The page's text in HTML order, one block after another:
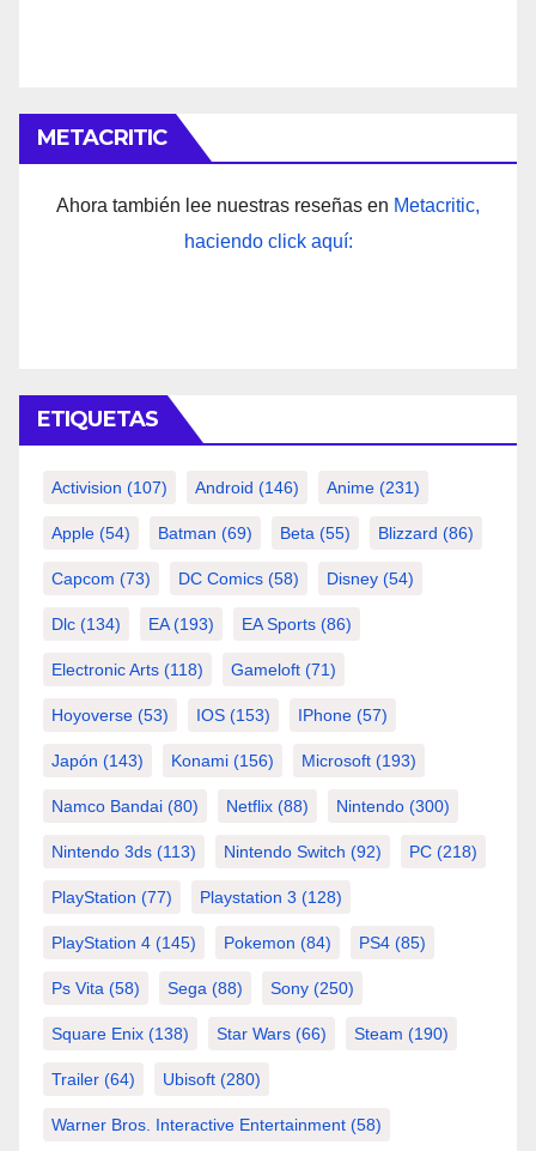
METACRITIC
Ahora también lee nuestras reseñas en Metacritic,
haciendo click aquí:
ETIQUETAS
Activision (107) Android (146) Anime (231)
Apple (54) Batman (69) Beta (55) Blizzard (86)
Capcom (73) DC Comics (58) Disney (54)
Dlc (134) EA(193) EA Sports (86)
Electronic Arts (118) Gameloft (71)
Hoyoverse (53) IOS (153) IPhone (57)
Japón (143) Konami (156) Microsoft (193)
Namco Bandai (80) Netflix (88) Nintendo (300)
Nintendo 3ds (113) Nintendo Switch (92) PC (218)
PlayStation (77) Playstation 3 (128)
PlayStation 4 (145) Pokemon (84) PS4 (85)
Ps Vita (58) Sega (88) Sony (250)
Square Enix (138) Star Wars (66) Steam (190)
Trailer (64) Ubisoft (280)
Warner Bros. Interactive Entertainment (58)